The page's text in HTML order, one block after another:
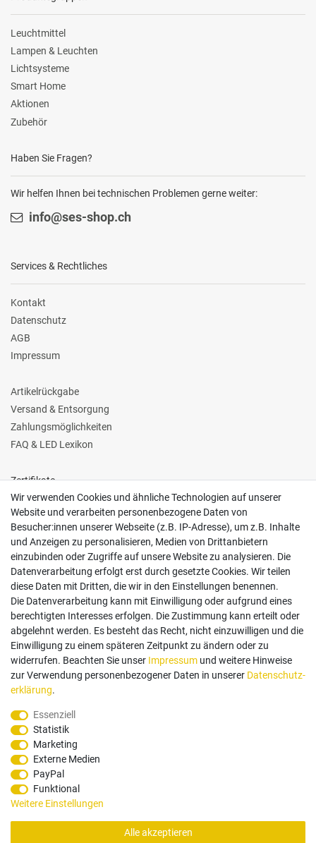
Leuchtmittel
Lampen & Leuchten
Lichtsysteme
Smart Home
Aktionen
Zubehör
Haben Sie Fragen?
Wir helfen Ihnen bei technischen Problemen gerne weiter:
info@ses-shop.ch
Services & Rechtliches
Kontakt
Datenschutz
AGB
Impressum
Artikelrückgabe
Versand & Entsorgung
Zahlungsmöglichkeiten
FAQ & LED Lexikon
Zertifikate
Follow us
Zahlungsarten
Paypal
Versand Dienstleister
Wir verwenden Cookies und ähnliche Technologien auf unserer
Website und verarbeiten personenbezogene Daten von
Besucher:innen unserer Webseite (z.B. IP-Adresse), um z.B. Inhalte
und Anzeigen zu personalisieren, Medien von Drittanbietern
einzubinden oder Zugriffe auf unsere Website zu analysieren. Die
Datenverarbeitung erfolgt erst durch gesetzte Cookies. Wir teilen
diese Daten mit Dritten, die wir in den Einstellungen benennen.
Die Datenverarbeitung kann mit Einwilligung oder aufgrund eines
berechtigten Interesses erfolgen. Die Zustimmung kann erteilt oder
abgelehnt werden. Es besteht das Recht, nicht einzuwilligen und die
Einwilligung zu einem späteren Zeitpunkt zu ändern oder zu
widerrufen. Beachten Sie unser Impressum und weitere Hinweise
zur Verwendung personenbezogener Daten in unserer Daten­schutz­
erklärung.
Essenziell
Statistik
Marketing
Externe Medien
PayPal
Funktional
Weitere Einstellungen
Alle akzeptieren